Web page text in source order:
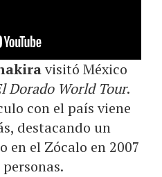
visitó México
Dorado World Tour.
con el país viene
destacando un
en el Zócalo en 2007